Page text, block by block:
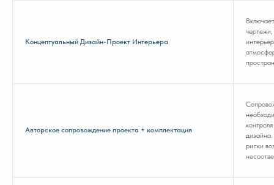
Концептуальный Дизайн-Проект Интерьера
Авторское сопровождение проекта + комплектация
дизайна.
риски